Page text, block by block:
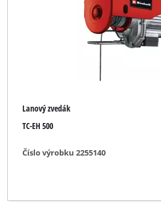
Lanový zvedák
TC-EH 500
Číslo výrobku 2255140